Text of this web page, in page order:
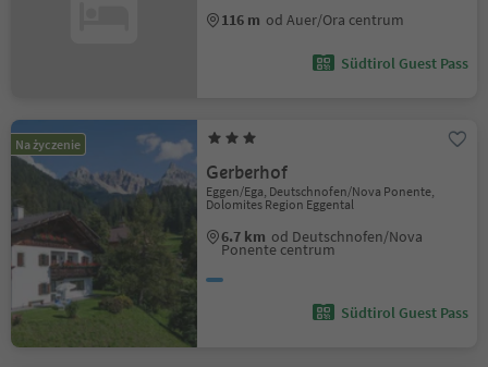
116 m od Auer/Ora centrum
Südtirol Guest Pass
Na życzenie
Gerberhof
Eggen/Ega, Deutschnofen/Nova Ponente,
Dolomites Region Eggental
6.7 km od Deutschnofen/Nova
Ponente centrum
Südtirol Guest Pass